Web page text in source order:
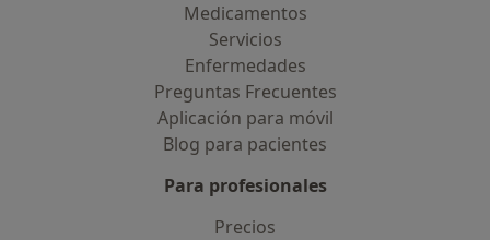
Medicamentos
Servicios
Enfermedades
Preguntas Frecuentes
Aplicación para móvil
Blog para pacientes
Para profesionales
Precios